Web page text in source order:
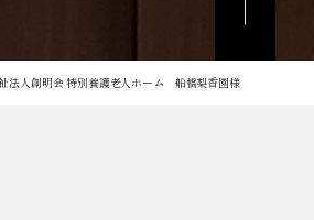
法人創明会 特別養護老人ホーム 船橋梨香園様